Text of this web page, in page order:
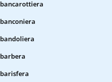
bancarottiera
banconiera
bandoliera
barbera
barisfera